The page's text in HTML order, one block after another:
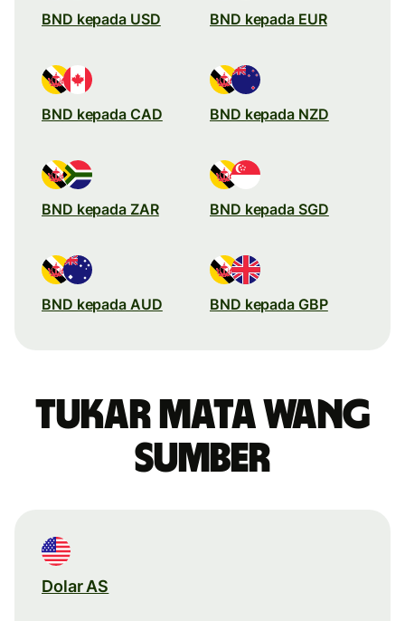
BND kepada USD BND kepada EUR
BND kepada CAD BND kepada NZD
BND kepada ZAR BND kepada SGD
BND kepada AUD BND kepada GBP
Tukar mata wang
sumber
Dolar AS